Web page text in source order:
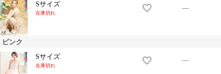
Sサイズ
在庫切れ
—
ピンク
Sサイズ
在庫切れ
—